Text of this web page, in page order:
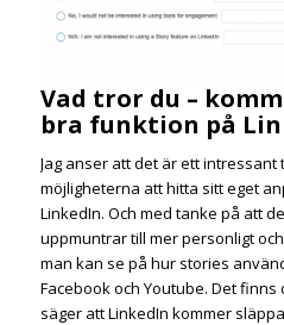
Vad tror du –
bra funktion på
Jag anser att det är ett intressant
möjligheterna att hitta sitt eget
LinkedIn. Och med tanke på att
uppmuntrar till mer personligt
man kan se på hur stories
Facebook och Youtube. Det
säger att LinkedIn kommer